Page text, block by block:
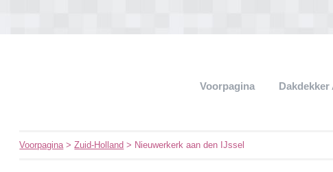
Voorpagina Dakdekker
Voorpagina>Zuid-Holland > Nieuwerkerk aan den IJssel